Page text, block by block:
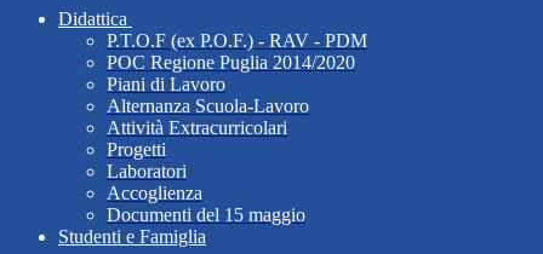
Didattica
P.T.O.F (ex P.O.F.) - RAV - PDM
POC Regione Puglia 2014/2020
Piani di Lavoro
Alternanza Scuola-Lavoro
Attività Extracurricolari
Progetti
Laboratori
Accoglienza
Documenti del 15 maggio
Studenti e Famiglia